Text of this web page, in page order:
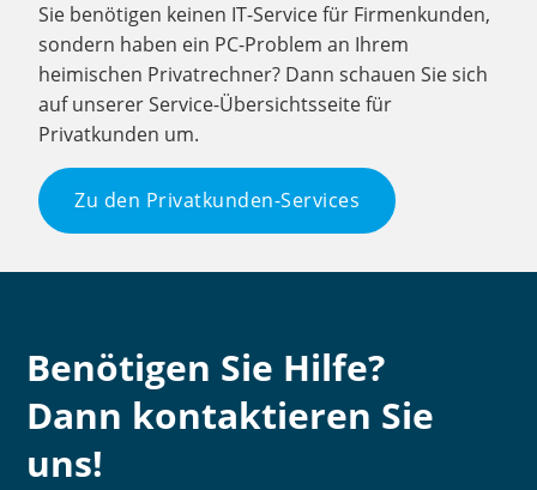
Sie benötigen keinen IT-Service für Firmenkunden,
sondern haben ein PC-Problem an Ihrem
heimischen Privatrechner? Dann schauen Sie sich
auf unserer Service-Übersichtsseite für
Privatkunden um.
Zu den Privatkunden-Services
Benötigen Sie Hilfe?
Dann kontaktieren Sie
uns!